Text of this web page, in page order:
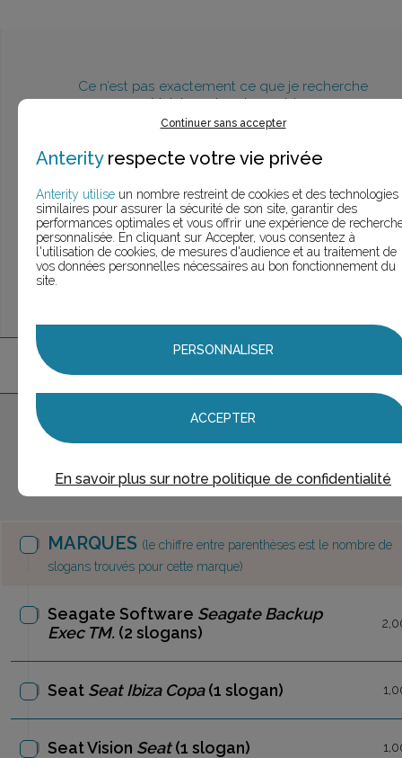
Ce n’est pas exactement ce que je recherche
> Voir larecherche rapide
> Voir larecherche approfondie
UNE QUESTION ?
ÉCHANGEONS
marque
Aucune marque sélectionnée
MARQUES (le chiffre entre parenthèses est le nombre de
slogans trouvés pour cette marque)
Seagate Software Seagate Backup
Exec TM. (2 slogans)
Seat Seat Ibiza Copa(1 slogan)
Seat Vision Seat(1 slogan)
Continuer sans accepter
Anterityrespecte votre vie privée
Anterity utilise un nombre restreint de cookies et des technologies
similaires pour assurer la sécurité de son site, garantir des
performances optimales et vous offrir une expérience de
personnalisée. En cliquant sur Accepter, vous consentez à
l'utilisation de cookies, de mesures d'audience et au traitement de
vos données personnelles nécessaires au bon fonctionnement du
site.
PERSONNALISER
ACCEPTER
En savoir plus sur notre politique de confidentialité